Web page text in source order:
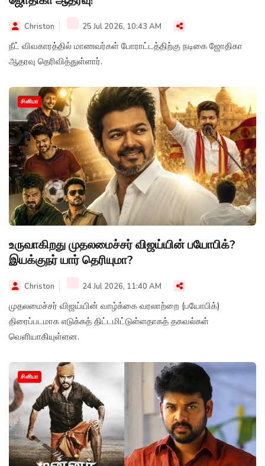
Christon 25 Jul 2026, 10:43 AM
நீட் விவகாரத்தில் மாணவர்கள் போராட்டத்திற்கு நடிகை ஜோதிகா
ஆதரவு தெரிவித்துள்ளார்.
சினிமா
உருவாகிறது முதலமைச்சர் விஜய்யின் பயோபிக்?
இயக்குநர் யார் தெரியுமா?
Christon 24 Jul 2026, 11:40 AM
முதலமைச்சர் விஜய்யின் வாழ்க்கை வரலாற்றை (பயோபிக்)
திரைப்படமாக எடுக்கத் திட்டமிட்டுள்ளதாகத் தகவல்கள்
வெளியாகியுள்ளன.
சினிமா